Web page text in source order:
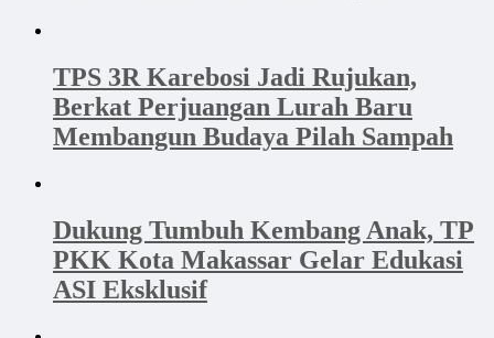
TPS 3R Karebosi Jadi Rujukan,
Berkat Perjuangan Lurah Baru
Membangun Budaya Pilah Sampah
Dukung Tumbuh Kembang Anak, TP
PKK Kota Makassar Gelar Edukasi
ASI Eksklusif